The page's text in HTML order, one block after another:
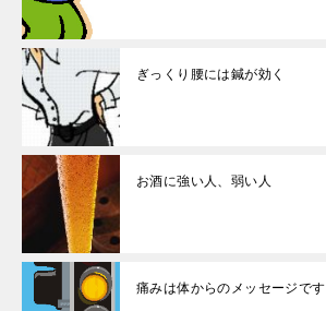
ぎっくり腰には鍼が効く
お酒に強い人、弱い人
痛みは体からのメッセージです